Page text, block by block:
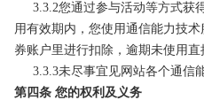
3.3.2您通过参与活动等方式获
用有效期内，您使用通信能力技
券账户里进行扣除，逾期未使用直
3.3.3未尽事宜见网站各个通信
第四条 您的权利及义务